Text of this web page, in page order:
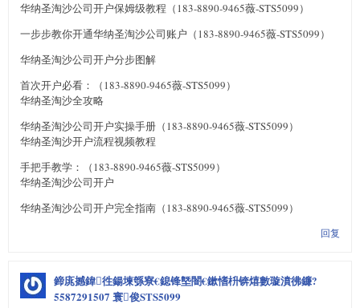
华纳圣淘沙公司开户保姆级教程（183-8890-9465薇-STS5099）
一步步教你开通华纳圣淘沙公司账户（183-8890-9465薇-STS5099）
华纳圣淘沙公司开户分步图解
首次开户必看：（183-8890-9465薇-STS5099）
华纳圣淘沙全攻略
华纳圣淘沙公司开户实操手册（183-8890-9465薇-STS5099）
华纳圣淘沙开户流程视频教程
手把手教学：（183-8890-9465薇-STS5099）
华纳圣淘沙公司开户
华纳圣淘沙公司开户完全指南（183-8890-9465薇-STS5099）
回复
鍗庣撼鍏徃鍚堜綔寮€鎴锋墍闇€鏉愭枡锛熺數璇濆彿鐮?
5587291507 寰俊STS5099